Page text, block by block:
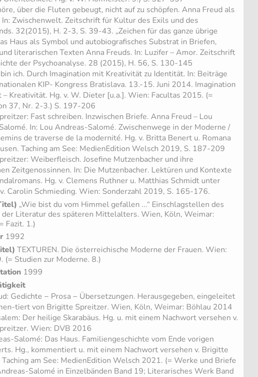
über die Fluten gebeugt, nicht auf zu schöpfen. Anna Freud als
Zwischenwelt. Zeitschrift für Kultur des Exils und des
32(2015), H. 2-3, S. 39-43. „Zeichen für das ganze übrige
Haus als Symbol und autobiografisches Substrat in Briefen,
literarischen Texten Anna Freuds. In: Luzifer – Amor. Zeitschrift
der Psychoanalyse. 28 (2015), H. 56, S. 130-145
ich. Durch Imagination mit Kreativität zu Identität. In: Beiträge
KIP- Kongress Bratislava. 13.-15. Juni 2014. Imagination
– Kreativität. Hg. v. W. Dieter [u.a.]. Wien: Facultas 2015. (=
37, Nr. 2-3.) S. 197-206
Fast schreiben. Inzwischen Briefe. Anna Freud – Lou
In: Lou Andreas-Salomé. Zwischenwege in der Moderne /
de traverse de la modernité. Hg. v. Britta Benert u. Romana
Taching am See: MedienEdition Welsch 2019, S. 187-209
Weiberfleisch. Josefine Mutzenbacher und ihre
Zeitgenossinnen. In: Die Mutzenbacher. Lektüren und Kontexte
Hg. v. Clemens Ruthner u. Matthias Schmidt unter
Carolin Schmieding. Wien: Sonderzahl 2019, S. 165-176.
„Wie bist du vom Himmel gefallen ...“ Einschlagstellen des
der Literatur des späteren Mittelalters. Wien, Köln, Weimar:
Fazit. 1.)
1992
TEXTUREN. Die österreichische Moderne der Frauen. Wien:
(= Studien zur Moderne. 8.)
1999
Gedichte − Prosa − Übersetzungen. Herausgegeben, eingeleitet
tiert von Brigitte Spreitzer. Wien, Köln, Weimar: Böhlau 2014
Der heilige Skarabäus. Hg. u. mit einem Nachwort versehen v.
Wien: DVB 2016
Salomé: Das Haus. Familiengeschichte vom Ende vorigen
Hg., kommentiert u. mit einem Nachwort versehen v. Brigitte
am See: MedienEdition Welsch 2021. (= Werke und Briefe
Salomé in Einzelbänden Band 19; Literarisches Werk Band